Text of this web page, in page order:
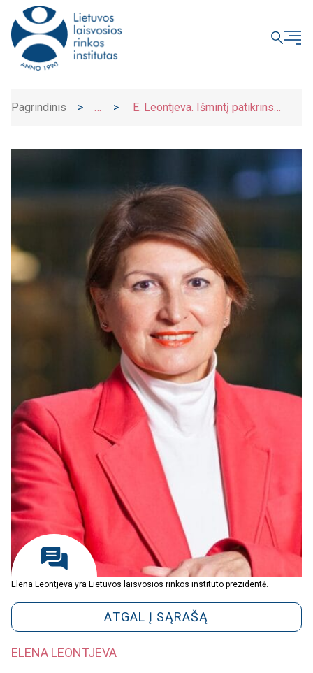
Pagrindinis
>
>
E. Leontjeva. Išmintį patikrins
Elena Leontjeva yra Lietuvos laisvosios rinkos instituto prezidentė.
ATGAL Į SĄRAŠĄ
ELENA LEONTJEVA
UŽDARYTI